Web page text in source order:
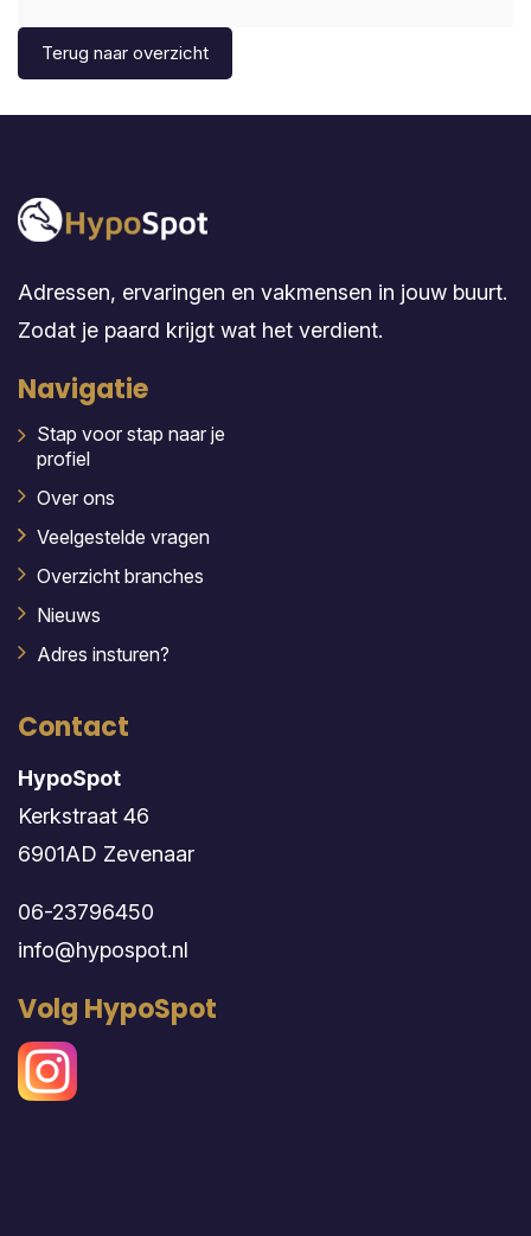
Terug naar overzicht
Adressen, ervaringen en vakmensen in jouw buurt.
Zodat je paard krijgt wat het verdient.
Navigatie
Stap voor stap naar je
profiel
Over ons
Veelgestelde vragen
Overzicht branches
Nieuws
Adres insturen?
Contact
HypoSpot
Kerkstraat 46
6901AD Zevenaar
06-23796450
info@hypospot.nl
Volg HypoSpot